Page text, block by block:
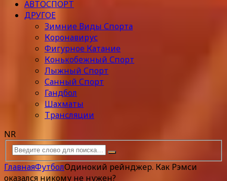
АВТОСПОРТ
ДРУГОЕ
Зимние Виды Спорта
Коронавирус
Фигурное Катание
Конькобежный Спорт
Лыжный Спорт
Санный Спорт
Гандбол
Шахматы
Трансляции
NR
ГлавнаяФутболОдинокий рейнджер. Как Рэмси
оказался никому не нужен?